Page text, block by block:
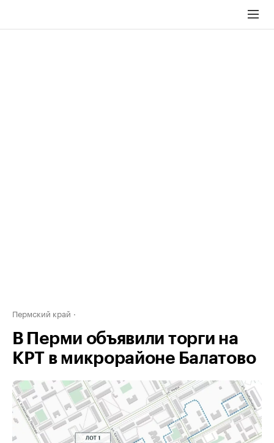
Пермский край
В Перми объявили торги на
КРТ в микрорайоне Балатово